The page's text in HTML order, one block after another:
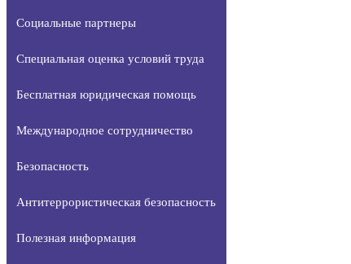
Социальные партнеры
Специальная оценка условий труда
Бесплатная юридическая помощь
Международное сотрудничество
Безопасность
Антитеррористическая безопасность
Полезная информация